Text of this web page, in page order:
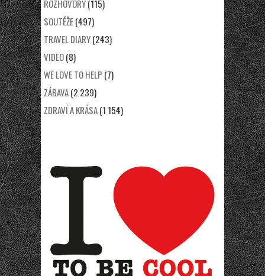
ROZHOVORY(115)
SOUTĚŽE(497)
TRAVEL DIARY(243)
VIDEO(8)
WE LOVE TO HELP (7)
ZÁBAVA(2 239)
ZDRAVÍ A KRÁSA(1 154)